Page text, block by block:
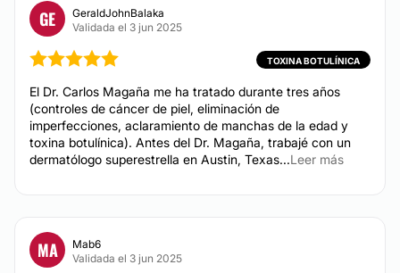
Posibilidad de videoconsulta:
English
Español
Financiación o facilidades de pago:
Métodos de pago aceptados:
Tarjeta de Crédito/Débito
Desde $ 3,000 hasta $ 8,000
Eliminación estrías
Eliminación de cicatrices
Desde $ 2,500 hasta $ 10,000
Aumento de labios
Desde $ 5,500 hasta $ 7,000
Ácido hialurónico
Desde $ 4,500 hasta $ 8,000
Desde $ 5,000 hasta $ 15,000
Alopecia
GE
GeraldJohnBalaka
Validada el 3 jun 2025
TOXINA BOTULÍNICA
El Dr. Carlos Magaña me ha tratado durante tres años
(controles de cáncer de piel, eliminación de
imperfecciones, aclaramiento de manchas de la edad y
toxina botulínica). Antes del Dr. Magaña, trabajé con un
dermatólogo superestrella en Austin, Texas...Leer más
MA
Mab6
Validada el 3 jun 2025